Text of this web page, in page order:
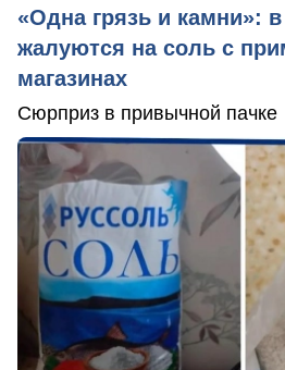
«Одна грязь и камни»:
жалуются на соль с
магазинах
Сюрприз в привычной пачке